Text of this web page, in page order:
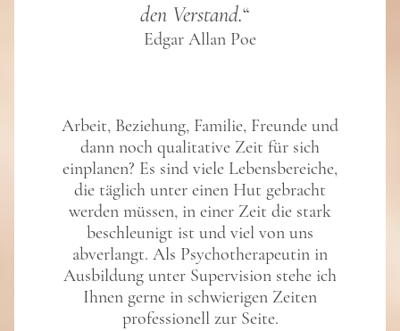
den Verstand.“
Edgar Allan Poe
Arbeit, Beziehung, Familie, Freunde und
dann noch qualitative Zeit für sich
einplanen? Es sind viele Lebensbereiche,
die täglich unter einen Hut gebracht
werden müssen, in einer Zeit die stark
beschleunigt ist und viel von uns
abverlangt. Als Psychotherapeutin in
Ausbildung unter Supervision stehe ich
Ihnen gerne in schwierigen Zeiten
professionell zur Seite.